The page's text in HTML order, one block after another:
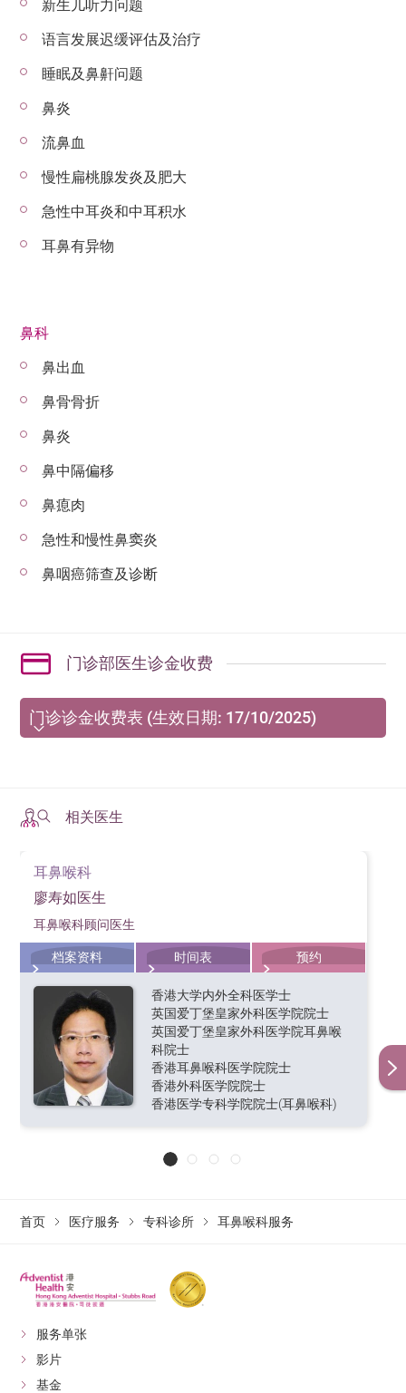
新生儿听力问题
语言发展迟缓评估及治疗
睡眠及鼻鼾问题
鼻炎
流鼻血
慢性扁桃腺发炎及肥大
急性中耳炎和中耳积水
耳鼻有异物
鼻科
鼻出血
鼻骨骨折
鼻炎
鼻中隔偏移
鼻瘜肉
急性和慢性鼻窦炎
鼻咽癌筛查及诊断
门诊部医生诊金收费
门诊诊金收费表 (生效日期: 17/10/2025)
特别仪器辅助，须另收取“设施费–程序”港币$1,500。
Specialties &
Services
专科及服务
(HK$)
Otorhinolaryngology
耳鼻喉科
1,500
备注：
上述诊金仅供参考，所需费用须视乎病人实际情况及个
别医生和治疗师而定。
香港港安医院—司徒拔道保留修订收费表、单张内容、
相关修订，则可能不作另行通知，阁下于使用本院服务
生效日期： 17/10/2025
相关医生
耳鼻喉科
廖寿如医生
耳鼻喉科顾问医生
档案资料 时间表 预约
香港大学内外全科医学士
英国爱丁堡皇家外科医学院院士
英国爱丁堡皇家外科医学院耳鼻喉
科院士
香港耳鼻喉科医学院院士
香港外科医学院院士
香港医学专科学院院士(耳鼻喉科)
首页 医疗服务 专科诊所 耳鼻喉科服务
服务单张
影片
基金